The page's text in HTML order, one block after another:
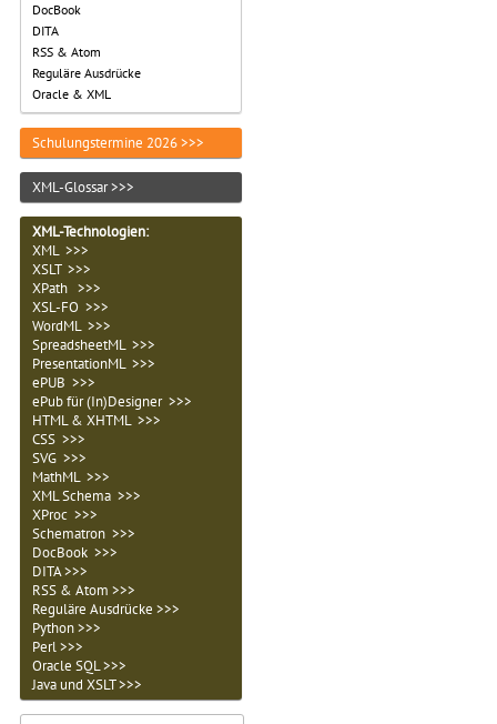
DocBook
DITA
RSS & Atom
Reguläre Ausdrücke
Oracle & XML
Schulungstermine 2026 >>>
XML-Glossar >>>
XML-Technologien:
XML >>>
XSLT >>>
XPath >>>
XSL-FO >>>
WordML >>>
SpreadsheetML >>>
PresentationML >>>
ePUB >>>
ePub für (In)Designer >>>
HTML & XHTML >>>
CSS >>>
SVG >>>
MathML >>>
XML Schema >>>
XProc >>>
Schematron >>>
DocBook >>>
DITA >>>
RSS & Atom >>>
Reguläre Ausdrücke >>>
Python >>>
Perl >>>
Oracle SQL >>>
Java und XSLT >>>